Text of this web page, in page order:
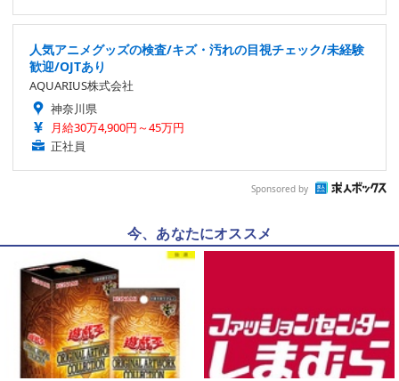
人気アニメグッズの検査/キズ・汚れの目視チェック/未経験
歓迎/OJTあり
AQUARIUS株式会社
神奈川県
月給30万4,900円～45万円
正社員
Sponsored by
今、あなたにオススメ